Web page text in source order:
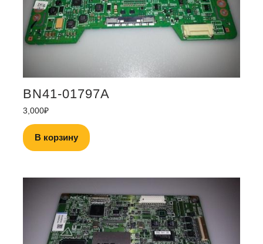
BN41-01797A
3,000₽
В корзину